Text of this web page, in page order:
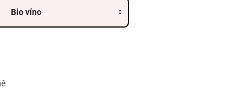
Bio víno